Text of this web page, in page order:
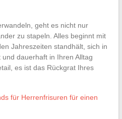
geht es nicht nur
zu stapeln. Alles beginnt mit
Jahreszeiten standhält, sich in
dauerhaft in Ihren Alltag
es ist das Rückgrat Ihres
für Herrenfrisuren für einen